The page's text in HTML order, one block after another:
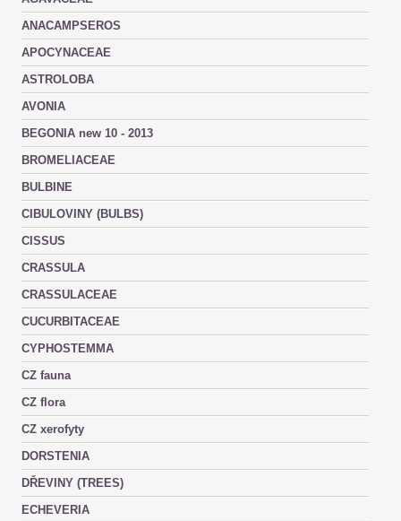
ANACAMPSEROS
APOCYNACEAE
ASTROLOBA
AVONIA
BEGONIA new 10 - 2013
BROMELIACEAE
BULBINE
CIBULOVINY (BULBS)
CISSUS
CRASSULA
CRASSULACEAE
CUCURBITACEAE
CYPHOSTEMMA
CZ fauna
CZ flora
CZ xerofyty
DORSTENIA
DŘEVINY (TREES)
ECHEVERIA